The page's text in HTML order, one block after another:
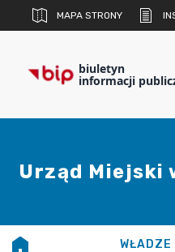
MAPA STRONY
biuletyn
informacji
Urząd Miejski